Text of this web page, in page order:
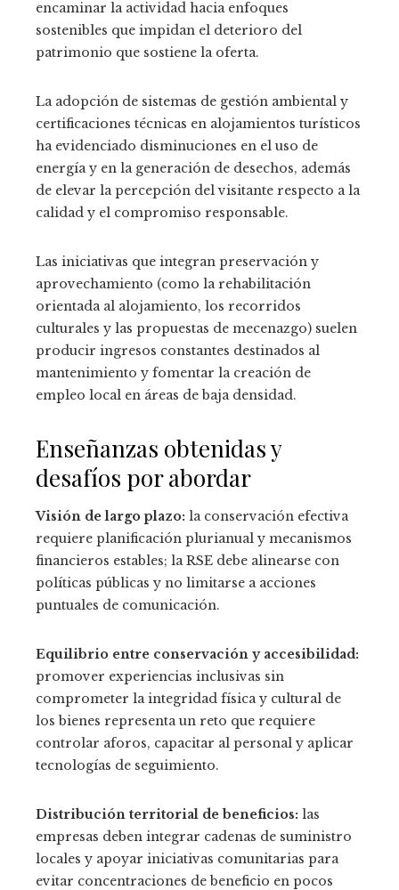
encaminar la actividad hacia enfoques
sostenibles que impidan el deterioro del
patrimonio que sostiene la oferta.
La adopción de sistemas de gestión ambiental y
certificaciones técnicas en alojamientos turísticos
ha evidenciado disminuciones en el uso de
energía y en la generación de desechos, además
de elevar la percepción del visitante respecto a la
calidad y el compromiso responsable.
Las iniciativas que integran preservación y
aprovechamiento (como la rehabilitación
orientada al alojamiento, los recorridos
culturales y las propuestas de mecenazgo) suelen
producir ingresos constantes destinados al
mantenimiento y fomentar la creación de
empleo local en áreas de baja densidad.
Enseñanzas obtenidas y
desafíos por abordar
Visión de largo plazo: la conservación efectiva
requiere planificación plurianual y mecanismos
financieros estables; la RSE debe alinearse con
políticas públicas y no limitarse a acciones
puntuales de comunicación.
Equilibrio entre conservación y accesibilidad:
promover experiencias inclusivas sin
comprometer la integridad física y cultural de
los bienes representa un reto que requiere
controlar aforos, capacitar al personal y aplicar
tecnologías de seguimiento.
Distribución territorial de beneficios: las
empresas deben integrar cadenas de suministro
locales y apoyar iniciativas comunitarias para
evitar concentraciones de beneficio en pocos